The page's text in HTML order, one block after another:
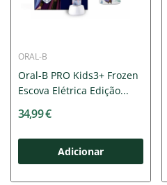
ORAL-B
Oral-B PRO Kids3+ Frozen
Escova Elétrica Edição...
34,99 €
Adicionar